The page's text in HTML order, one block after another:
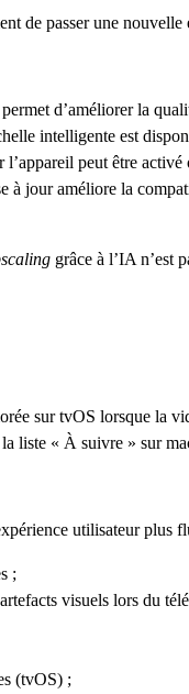
de passer une
d’améliorer la
intelligente est
peut être
à jour améliore la
grâce à l’IA n’est
sur tvOS lorsque la
liste « À suivre » sur
utilisateur plus
;
visuels lors du
(tvOS) ;